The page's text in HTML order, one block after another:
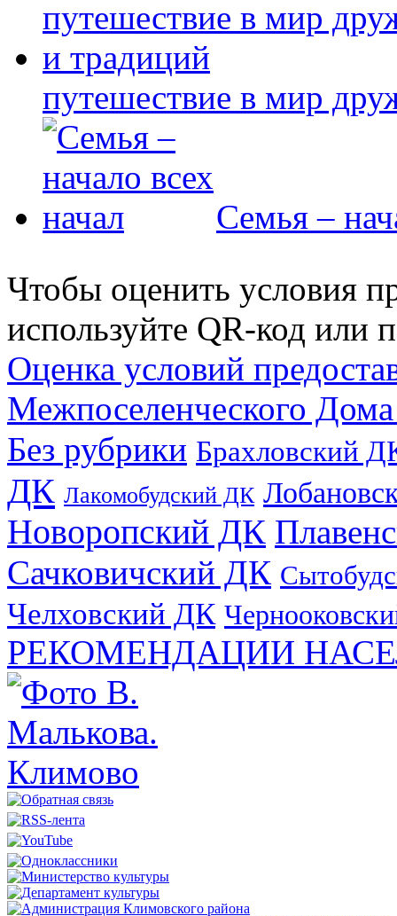
путешествие в мир
Семья –
Чтобы оценить условия
используйте QR-код или
Оценка условий
Межпоселенческого
Без рубрики Брахловский
ДК Лакомобудский ДК
Новоропский ДК
Сачковичский ДК
Челховский ДК
РЕКОМЕНДАЦИИ